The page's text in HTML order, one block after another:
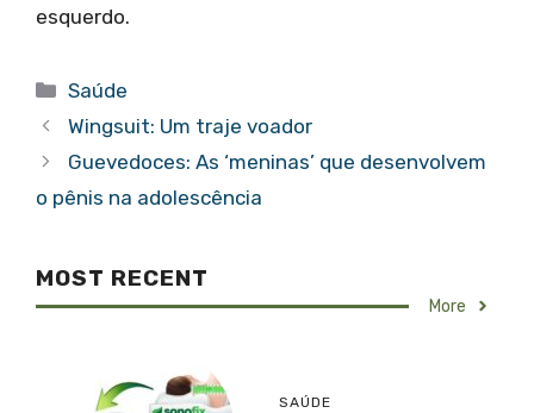
esquerdo.
Categorias
Saúde
Wingsuit: Um traje voador
Guevedoces: As ‘meninas’ que desenvolvem
o pênis na adolescência
MOST RECENT
More
SAÚDE